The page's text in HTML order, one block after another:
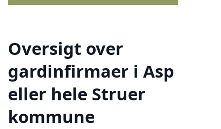
Oversigt over
gardinfirmaer i Asp
eller hele Struer
kommune